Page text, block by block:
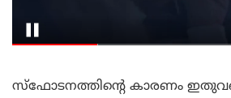
സ്‌ഫോടനത്തിന്റെ കാരണം